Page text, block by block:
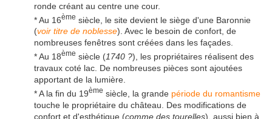
ronde créant au centre une cour.
* Au 16ème siècle, le site devient le siège d'une Baronnie
(voir titre de noblesse). Avec le besoin de confort, de
nombreuses fenêtres sont créées dans les façades.
* Au 18ème siècle (1740 ?), les propriétaires réalisent des
travaux coté lac. De nombreuses pièces sont ajoutées
apportant de la lumière.
* A la fin du 19ème siècle, la grande période du romantisme
touche le propriétaire du château. Des modifications de
confort et d'esthétique (comme des tourelles), aussi bien à